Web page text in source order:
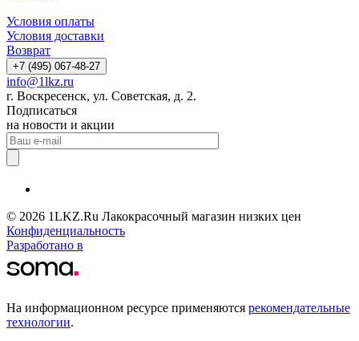
Условия оплаты
Условия доставки
Возврат
+7 (495) 067-48-27
info@1lkz.ru
г. Воскресенск, ул. Советская, д. 2.
Подписаться
на новости и акции
© 2026 1LKZ.Ru Лакокрасочный магазин низких цен
Конфиденциальность
Разработано в
На информационном ресурсе применяются рекомендательные
технологии.